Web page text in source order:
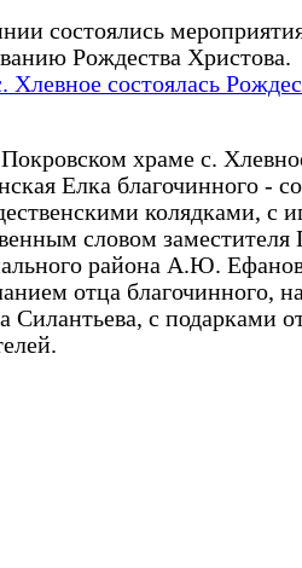
состоялись
Рождества Христова.
состоялась
Покровском храме с.
Елка благочинного - со
колядками, с
словом заместителя
района А.Ю.
отца благочинного,
Силантьева, с подарками